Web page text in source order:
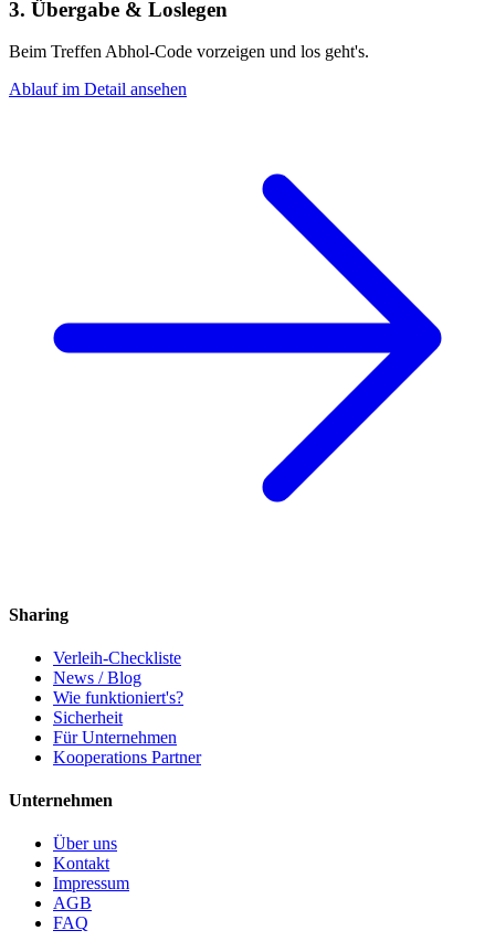
3. Übergabe & Loslegen
Beim Treffen Abhol-Code vorzeigen und los geht's.
Ablauf im Detail ansehen
Sharing
Verleih-Checkliste
News / Blog
Wie funktioniert's?
Sicherheit
Für Unternehmen
Kooperations Partner
Unternehmen
Über uns
Kontakt
Impressum
AGB
FAQ